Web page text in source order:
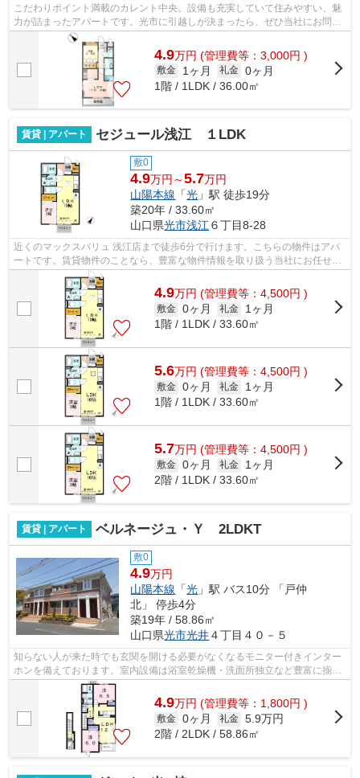
こだわりポイント満載のカレント中央。設備も充実していて住みやすい、魅
力が詰まったアパートです。光市に引越しが決まったら、ぜひ当社にお問い
合わせください。光周辺の賃貸物件も...
4.9万円 (管理費等：3,000円 )
敷金 1ヶ月 礼金 0ヶ月
1階 / 1LDK / 36.00㎡
賃貸 | アパート セジュール浅江 １LDK
敷0
4.9万円～5.7万円
山陽本線 「光 」駅 徒歩19分
築20年 / 33.60㎡
山口県光市浅江 ６丁目8-28
近くのマックスバリュ 浅江店まで徒歩6分で行けます。こちらの物件はアパ
ートです。賃貸物件のことなら、豊富な物件情報を取り扱う当社にお任せ下
さい。当社スタッフが、お客様のライ...
4.9万円 (管理費等：4,500円 )
敷金 0ヶ月 礼金
1ヶ月
1階 / 1LDK / 33.60㎡
5.6万円 (管理費等：4,500円 )
敷金 0ヶ月 礼金
1ヶ月
1階 / 1LDK / 33.60㎡
5.7万円 (管理費等：4,500円 )
敷金 0ヶ月 礼金
1ヶ月
2階 / 1LDK / 33.60㎡
賃貸 | アパート ベルネージュ・Ｙ 2LDKT
敷0
4.9万円
山陽本線 「光 」駅 バス10分 「戸仲
北」 停歩4分
築19年 / 58.86㎡
山口県光市光井４丁目４０－５
知らない人が来た時でも玄関を開ける必要がなくなるモニター付きインター
ホンを備えております。室内設備は浴室乾燥機・洗面所独立など豊富に揃っ
ており、過ごしやすいお部屋になって...
4.9万円 (管理費等：1,800円 )
敷金 0ヶ月 礼金 5.9万円
2階 / 2LDK / 58.86㎡